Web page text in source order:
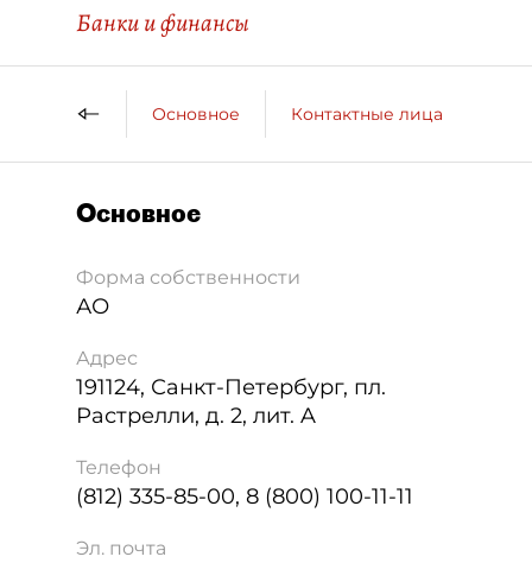
Банки и финансы
Основное Контактные лица
Основное
Форма собственности
АО
Адрес
191124, Санкт-Петербург, пл.
Растрелли, д. 2, лит. A
Телефон
(812) 335-85-00, 8 (800) 100-11-11
Эл. почта